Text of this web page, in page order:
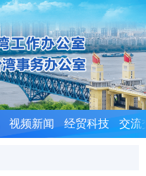
视频新闻 经贸科技 交流